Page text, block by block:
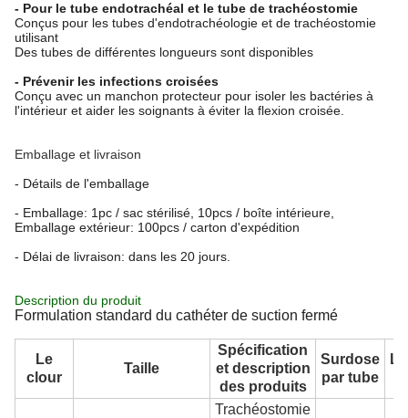
- Pour le tube endotrachéal et le tube de trachéostomie
Conçus pour les tubes d'endotrachéologie et de trachéostomie
utilisant
Des tubes de différentes longueurs sont disponibles
- Prévenir les infections croisées
Conçu avec un manchon protecteur pour isoler les bactéries à
l'intérieur et aider les soignants à éviter la flexion croisée.
Emballage et livraison
- Détails de l'emballage
- Emballage: 1pc / sac stérilisé, 10pcs / boîte intérieure,
Emballage extérieur: 100pcs / carton d'expédition
- Délai de livraison: dans les 20 jours.
Description du produit
Formulation standard du cathéter de suction fermé
Le
clour
Taille
Spécification
et description
des produits
Surdose
par tube
Trachéostomie